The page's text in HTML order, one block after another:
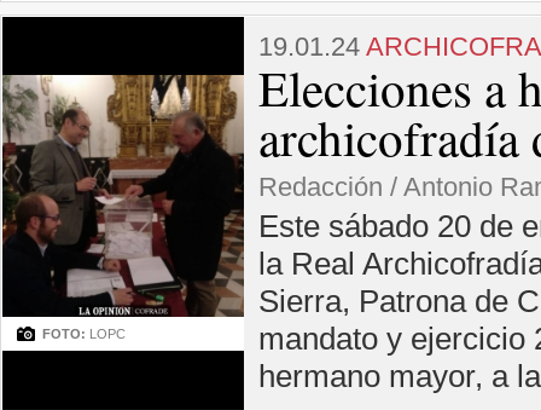
FOTO: LOPC
19.01.24
Elecciones a
archicofradía
Redacción / Antonio
Este sábado 20 de
la Real
Sierra, Patrona de
mandato y ejercicio
hermano mayor, a